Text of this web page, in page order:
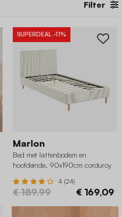
Filter
SUPERDEAL -11%
Marlon
Bed met lattenbodem en
hoofdeinde, 90x190cm corduroy
4 (24)
€ 189,99 € 169,09